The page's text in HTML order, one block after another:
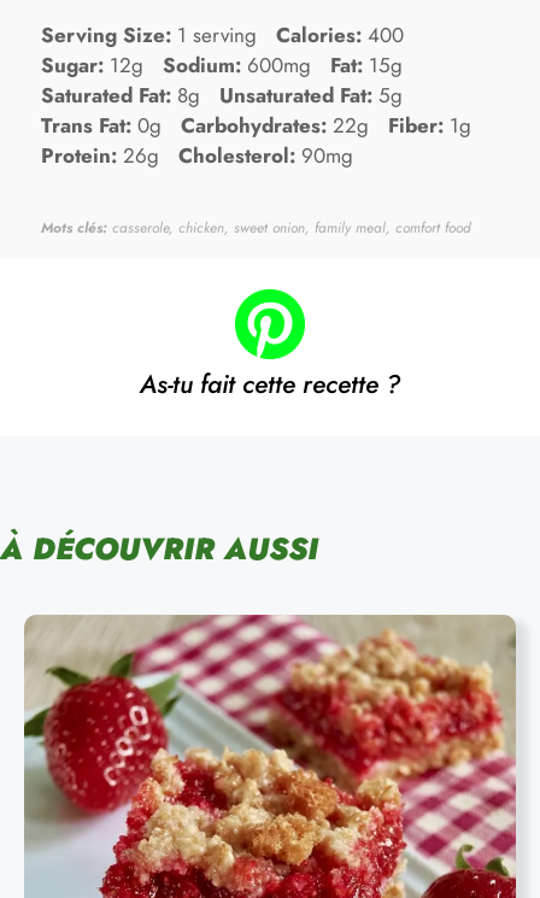
Serving Size: 1 serving Calories: 400
Sugar: 12g Sodium: 600mg Fat: 15g
Saturated Fat: 8g Unsaturated Fat: 5g
Trans Fat: 0g Carbohydrates: 22g Fiber: 1g
Protein: 26g Cholesterol: 90mg
Mots clés: casserole, chicken, sweet onion, family meal, comfort food
As-tu fait cette recette ?
À DÉCOUVRIR AUSSI